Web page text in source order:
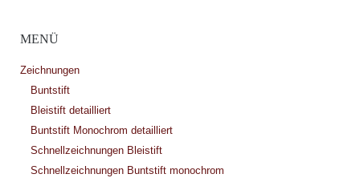
MENÜ
Zeichnungen
Buntstift
Bleistift detailliert
Buntstift Monochrom detailliert
Schnellzeichnungen Bleistift
Schnellzeichnungen Buntstift monochrom